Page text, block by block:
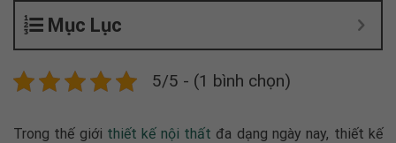
Mục Lục
5/5 - (1 bình chọn)
Trong thế giới thiết kế nội thất đa dạng ngày nay, thiết kế